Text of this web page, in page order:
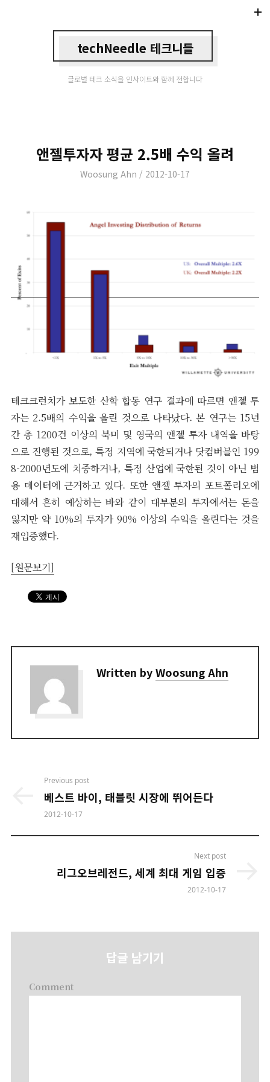
techNeedle 테크니들
글로벌 테크 소식을 인사이트와 함께 전합니다
앤젤투자자 평균 2.5배 수익 올려
Author
Woosung Ahn
Posted
2012-10-17
테크크런치가 보도한 산학 합동 연구 결과에 따르면 앤젤 투
자는 2.5배의 수익을 올린 것으로 나타났다. 본 연구는 15년
간 총 1200건 이상의 북미 및 영국의 앤젤 투자 내역을 바탕
으로 진행된 것으로, 특정 지역에 국한되거나 닷컴버블인 199
8-2000년도에 치중하거나, 특정 산업에 국한된 것이 아닌 범
용 데이터에 근거하고 있다. 또한 앤젤 투자의 포트폴리오에
대해서 흔히 예상하는 바와 같이 대부분의 투자에서는 돈을
잃지만 약 10%의 투자가 90% 이상의 수익을 올린다는 것을
재입증했다.
[원문보기]
Written byWoosung Ahn
navigation
Previous post
베스트 바이, 태블릿 시장에 뛰어든다
2012-10-17
Next post
리그오브레전드, 세계 최대 게임 입증
2012-10-17
답글 남기기
Comment